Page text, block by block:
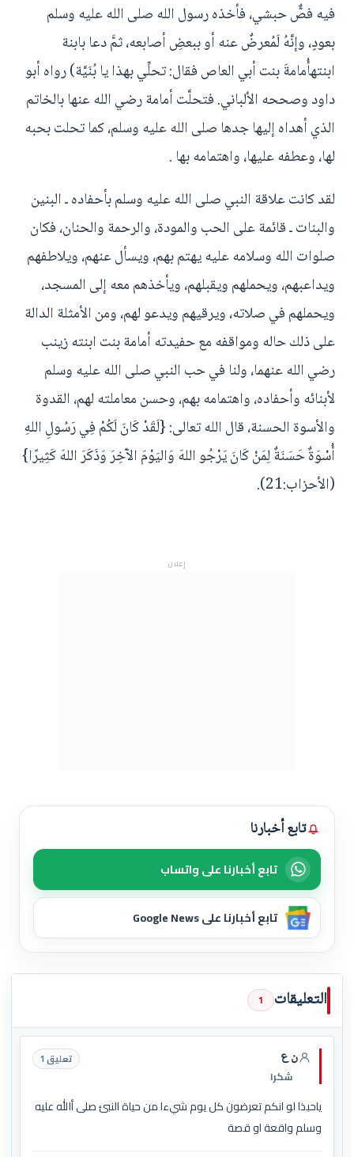
فيه فصٌّ حبشي، فأخذه رسول الله صلى الله عليه وسلم
بعودٍ، وإنَّهُ لَمُعرضٌ عنه أو ببعضِ أصابعه، ثمَّ دعا بابنة
ابنتهأُمامةَ بنت أبي العاص فقال: تحلِّي بهذا يا بُنَيَّة) رواه أبو
داود وصححه الألباني. فتحلَّت أمامة رضي الله عنها بالخاتم
الذي أهداه إليها جدها صلى الله عليه وسلم، كما تحلت بحبه
لها، وعطفه عليها، واهتمامه بها .
لقد كانت علاقة النبي صلى الله عليه وسلم بأحفاده ـ البنين
والبنات ـ قائمة على الحب والمودة، والرحمة والحنان، فكان
صلوات الله وسلامه عليه يهتم بهم، ويسأل عنهم، ويلاطفهم
ويداعبهم، ويحملهم ويقبلهم، ويأخذهم معه إلى المسجد،
ويحملهم في صلاته، ويرقيهم ويدعو لهم، ومن الأمثلة الدالة
على ذلك حاله ومواقفه مع حفيدته أمامة بنت ابنته زينب
رضي الله عنهما، ولنا في حب النبي صلى الله عليه وسلم
لأبنائه وأحفاده، واهتمامه بهم، وحسن معاملته لهم، القدوة
والأسوة الحسنة، قال الله تعالى: {لَقَدْ كَانَ لَكُمْ فِي رَسُولِ اللهِ
أُسْوَةٌ حَسَنَةٌ لِمَنْ كَانَ يَرْجُو اللهَ وَاليَوْمَ الآَخِرَ وَذَكَرَ اللهَ كَثِيرًا}
(الأحزاب:21).
إعلان
تابع أخبارنا
تابع أخبارنا على واتساب
تابع أخبارنا على Google News
التعليقات 1
ن ع
شكرا
تعليق 1
ياحبذا لو انكم تعرضون كل يوم شيءا من حياة النبئ صلى أالله عليه
وسلم واقعة او قصة